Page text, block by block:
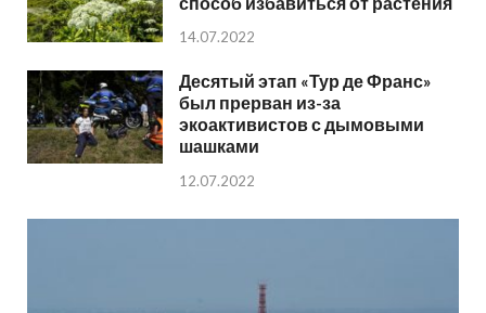
14.07.2022
Десятый этап «Тур де Франс»
был прерван из-за
экоактивистов с дымовыми
шашками
12.07.2022